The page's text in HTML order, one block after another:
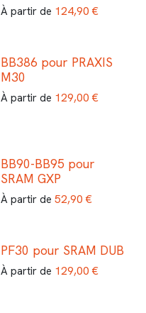
À partir de 124,90 €
BB386 pour PRAXIS
M30
À partir de 129,00 €
BB90-BB95 pour
SRAM GXP
À partir de 52,90 €
PF30 pour SRAM DUB
À partir de 129,00 €